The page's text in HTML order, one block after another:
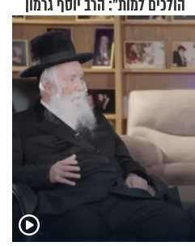
הולכים למות": הרב יוסף גרמון
בריאיון מרתק